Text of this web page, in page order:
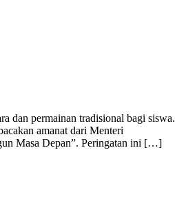
dan permainan tradisional bagi siswa.
amanat dari Menteri
Masa Depan”. Peringatan ini […]